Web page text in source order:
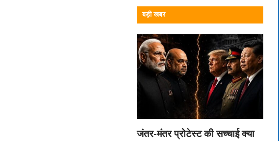
बड़ी खबर
जंतर-मंतर प्रोटेस्ट की सच्चाई क्या